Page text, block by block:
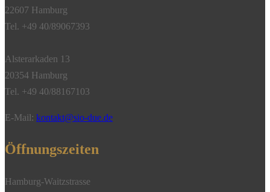
Blume,
ausgefasst
ct,
750/-
Gelbgold"
Menge
22607 Hamburg
Tel. +49 40/89067393
Alsterarkaden 13
20354 Hamburg
Tel. +49 40/88167103
E-Mail: kontakt@sio-due.de
Öffnungszeiten
Hamburg-Waitzstrasse